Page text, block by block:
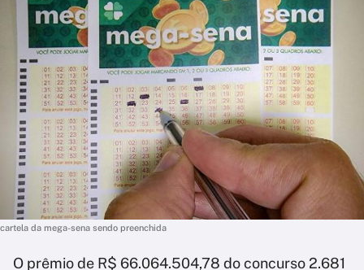
cartela da mega-sena sendo preenchida
O prêmio de R$ 66.064.504,78 do concurso 2.681